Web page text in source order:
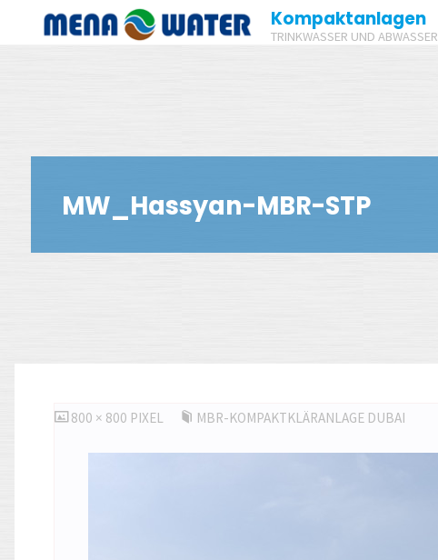
Kompaktanlagen
TRINKWASSER UND ABWASSER
MW_Hassyan-MBR-STP
ORIGINALGRÖSSE
800 × 800 PIXEL MBR-KOMPAKTKLÄRANLAGE DUBAI